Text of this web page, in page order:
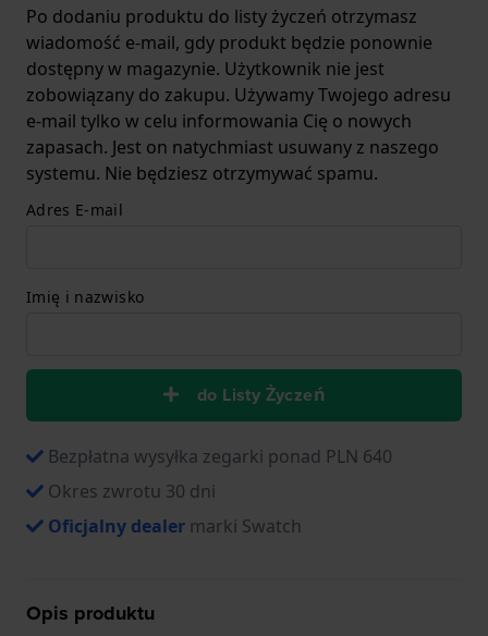
Po dodaniu produktu do listy życzeń otrzymasz
wiadomość e-mail, gdy produkt będzie ponownie
dostępny w magazynie. Użytkownik nie jest
zobowiązany do zakupu. Używamy Twojego adresu
e-mail tylko w celu informowania Cię o nowych
zapasach. Jest on natychmiast usuwany z naszego
systemu. Nie będziesz otrzymywać spamu.
Adres E-mail
Imię i nazwisko
do Listy Życzeń
Bezpłatna wysyłka zegarki ponad PLN 640
Okres zwrotu 30 dni
Oficjalny dealer marki Swatch
Opis produktu